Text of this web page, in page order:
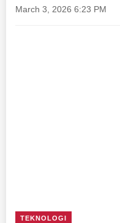
March 3, 2026 6:23 PM
TEKNOLOGI